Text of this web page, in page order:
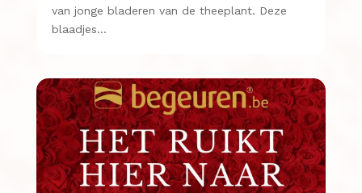
van jonge bladeren van de theeplant. Deze
blaadjes…